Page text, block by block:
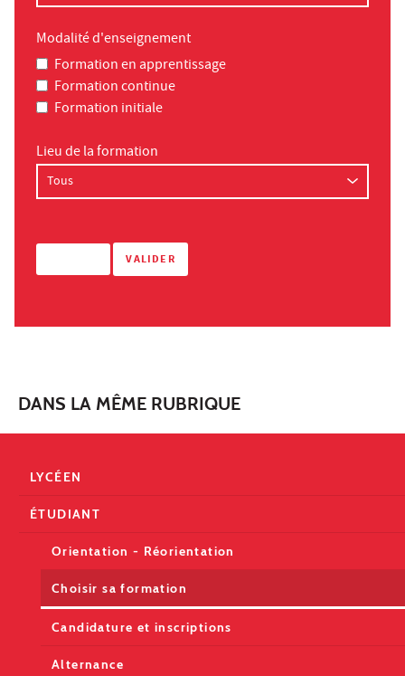
Modalité d'enseignement
Formation en apprentissage
Formation continue
Formation initiale
Lieu de la formation
DANS LA MÊME RUBRIQUE
LYCÉEN
ÉTUDIANT
Orientation - Réorientation
Choisir sa formation
Candidature et inscriptions
Alternance